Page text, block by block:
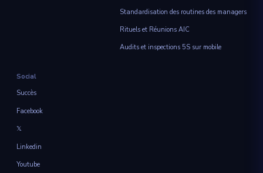
Standardisation des routines des managers
Rituels et Réunions AIC
Audits et inspections 5S sur mobile
Social
Succès
Facebook
𝕏
Linkedin
Youtube